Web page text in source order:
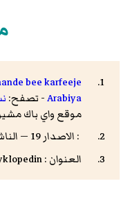
bee karfeeje
Arabiya- تصفح:
موقع واي باك
: الاصدار 19 — الناشر:
العنوان : Nationalencyklopedin